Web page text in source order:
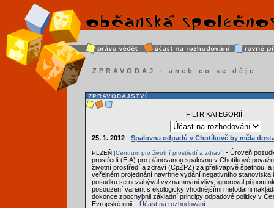
ZPRAVODAJ - aneb co se děje
ZPRAVODAJSTVÍ
FILTR KATEGORIÍ
25. 1. 2012 - Spalovna odpadů v Chotíkově by měla
PLZEŇ [Centrum pro životní prostředí a zdraví] - Úroveň
prostředí (EIA) pro plánovanou spalovnu v Chotíkově
životní prostředí a zdraví (CpŽPZ) za překvapivě špatnou, a
veřejném projednání navrhne vydání negativního stanoviska
posudku se nezabýval významnými vlivy, ignoroval
posouzení variant s ekologicky vhodnějšími metodami
dokonce zpochybnil základní principy odpadové politiky v
Evropské unii. ::Účast na rozhodování::